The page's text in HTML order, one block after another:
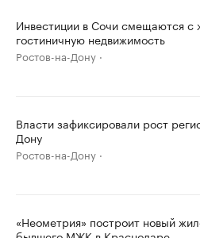
Инвестиции в Сочи смещаются с
гостиничную недвижимость
Ростов-на-Дону
Власти зафиксировали рост
Дону
Ростов-на-Дону
«Неометрия» построит новый